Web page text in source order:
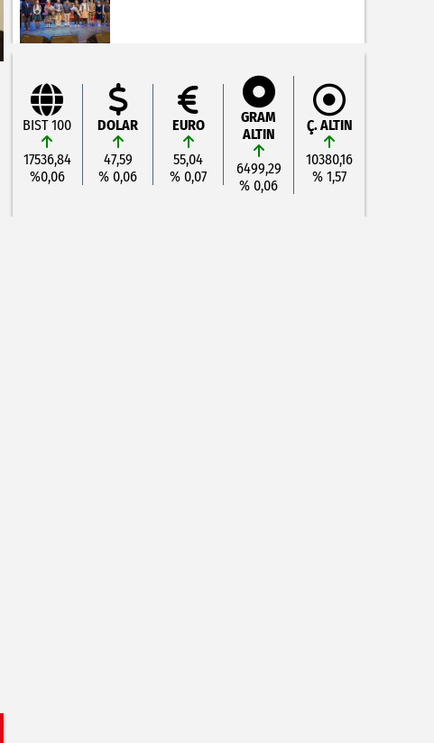
BIST 100
17536,84
%0,06
DOLAR
47,59
% 0,06
EURO
55,04
% 0,07
GRAM
ALTIN
6499,29
% 0,06
Ç. ALTIN
10380,16
% 1,57